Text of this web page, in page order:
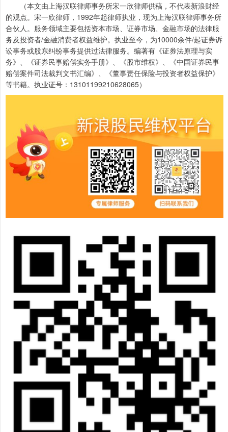
（本文由上海汉联律师事务所宋一欣律师供稿，不代表新浪财经
的观点。宋一欣律师，1992年起律师执业，现为上海汉联律师事务所
合伙人。服务领域主要包括资本市场、证券市场、金融市场的法律服
务及投资者/金融消费者权益维护。执业至今，为10000余件/起证券诉
讼事务或股东纠纷事务提供过法律服务。编著有《证券法原理与实
务》、《证券民事赔偿实务手册》、《股市维权》、《中国证券民事
赔偿案件司法裁判文书汇编》、《董事责任保险与投资者权益保护》
等书籍。执业证号：13101199210628065）